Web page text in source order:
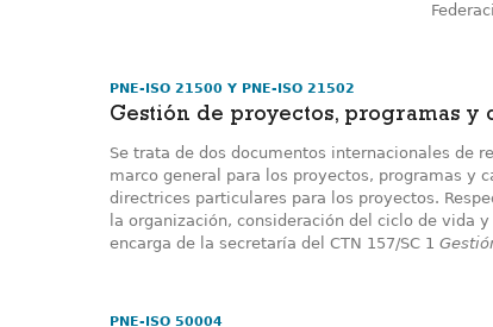
PNE-ISO 21500 Y PNE-ISO 21502
Gestión de proyectos, programas y
Se trata de dos documentos internacionales de
marco general para los proyectos, programas y
directrices particulares para los proyectos.
la organización, consideración del ciclo de vida
encarga de la secretaría del CTN 157/SC 1
PNE-ISO 50004